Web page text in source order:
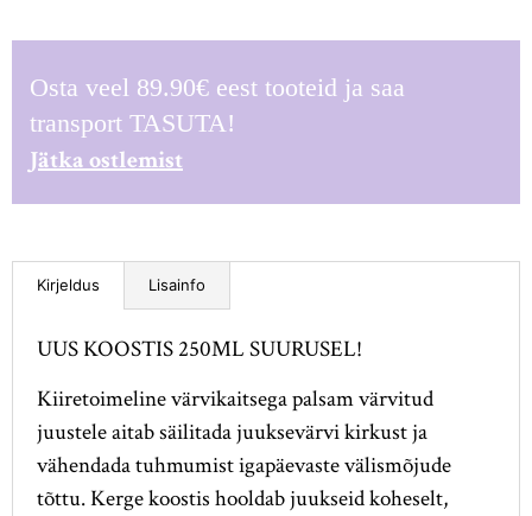
Osta veel 89.90€ eest tooteid ja saa
transport TASUTA!
Jätka ostlemist
Kirjeldus Lisainfo
UUS KOOSTIS 250ML SUURUSEL!
Kiiretoimeline värvikaitsega palsam värvitud
juustele aitab säilitada juuksevärvi kirkust ja
vähendada tuhmumist igapäevaste välismõjude
tõttu. Kerge koostis hooldab juukseid koheselt,